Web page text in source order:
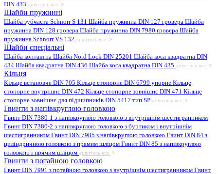
DIN 433 дивитись все
Шайби пружинні
Шайба зубчаста Schnorr S 131 Шайба пружинна DIN 127 гровера Шайба
пружинна DIN 128 гровера Шайба пружинна DIN 7980 гровера Шайба
пружинна Schnorr VS 132 дивитись все
Шайби спеціальні
Шайба контактна Шайба Nord Lock DIN 25201 Шайба коса квадратна DIN
434 Шайба квадратна DIN 436 Шайба коса квадратна DIN 435 дивитись все
Кільця
Кільце встановче DIN 705 Кільце стопорне DIN 6799 упорне Кільце
стопорне внутрішнє DIN 472 Кільце стопорне зовнішнє DIN 471 Кільце
стопорне зовнішнє для підшипників DIN 5417 тип SP дивитись все
Гвинти з напівкруглою головкою
Гвинт DIN 7380-1 з напівкруглою головкою з внутрішнім шестигранником
Гвинт DIN 7380-2 з напівкруглою головкою з буртиком і внутрішнім
шестигранником Гвинт DIN 7985 з напівкруглою головкою Гвинт DIN 84 з
циліндричною головкою з прямим шліцом Гвинт DIN 85 з напівкруглою
головкою і прямим шліцом дивитись все
Гвинти з потайною головкою
Гвинт DIN 7991 з потайною головкою з внутрішнім шестигранником Гвинт